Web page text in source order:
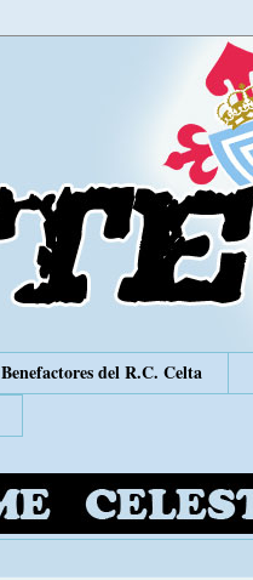
Benefactores del R.C. Celta